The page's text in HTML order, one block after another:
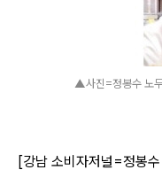
▲사진=정봉수 노
[강남 소비자저널=정봉